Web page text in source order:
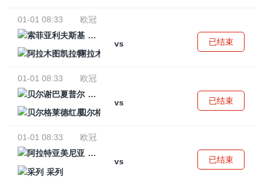
01-01 08:33
欧冠
索菲亚利夫斯基
vs
阿拉木图凯拉特
已结束
01-01 08:33
欧冠
贝尔谢巴夏普尔
vs
贝尔格莱德红星
已结束
01-01 08:33
欧冠
阿拉特亚美尼亚
vs
采列
已结束